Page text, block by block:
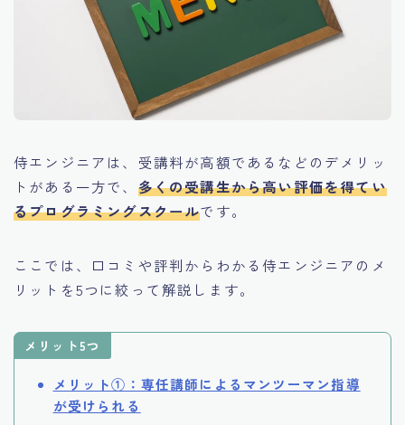
侍エンジニアは、受講料が高額であるなどのデメリッ
トがある一方で、 多くの受講生から高い評価を得てい
るプログラミングスクールです。
ここでは、口コミや評判からわかる侍エンジニアのメ
リットを5つに絞って解説します。
メリット5つ
メリット①：専任講師によるマンツーマン指導
が受けられる